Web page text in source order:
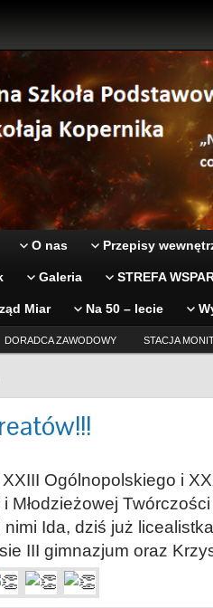
O nas Przepisy
Galeria STREFA
Miar Na 50 – lecie
DORADCA ZAWODOWY STACJA
Ogólnopolskiego i
Młodzieżowej
nimi Ida, dziś już
III gimnazjum oraz